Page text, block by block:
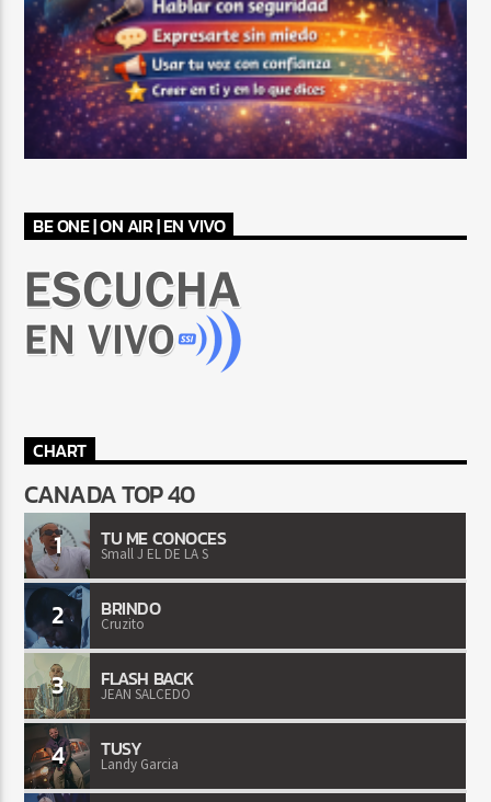
BE ONE | ON AIR | EN VIVO
CHART
CANADA TOP 40
1 TU ME CONOCES
Small J EL DE LA S
2 BRINDO
Cruzito
3 FLASH BACK
JEAN SALCEDO
4 TUSY
Landy Garcia